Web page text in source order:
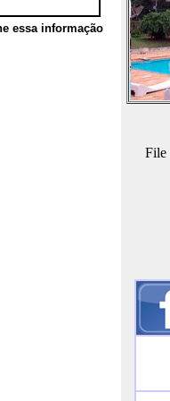
essa informação